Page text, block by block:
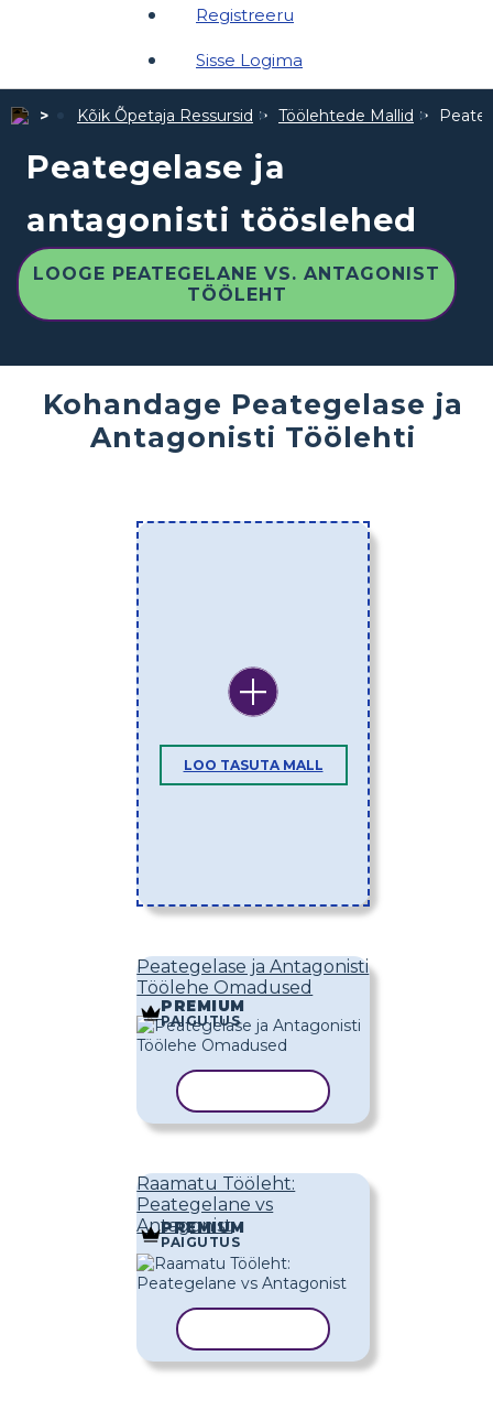
Registreeru
Sisse Logima
Kõik Õpetaja Ressursid Töölehtede Mallid
Peategelase ja
antagonisti tööslehed
LOOGE PEATEGELANE VS. ANTAGONIST
TÖÖLEHT
Kohandage Peategelase ja
Antagonisti Töölehti
LOO TASUTA MALL
Peategelase ja Antagonisti
Töölehe Omadused
PREMIUM
PAIGUTUS
Raamatu Tööleht:
Peategelane vs
Antagonist
PREMIUM
PAIGUTUS